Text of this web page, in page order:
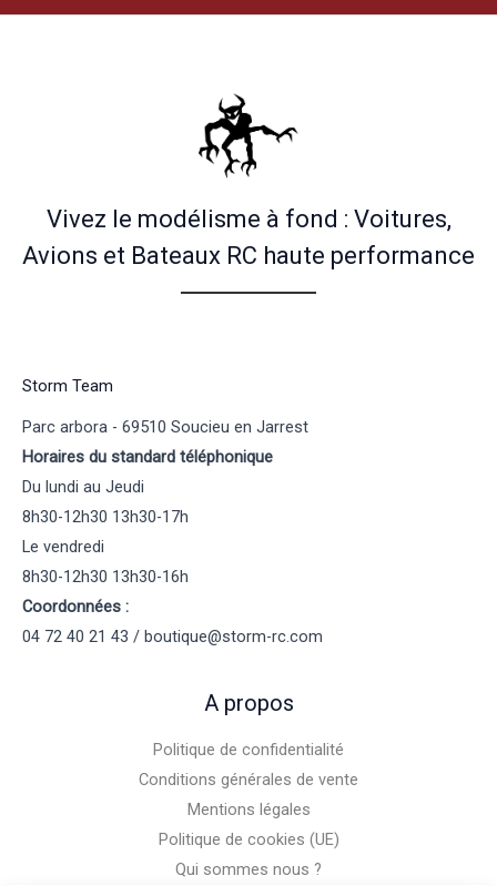
Vivez le modélisme à fond : Voitures,
Avions et Bateaux RC haute performance
Storm Team
Parc arbora - 69510 Soucieu en Jarrest
Horaires du standard téléphonique
Du lundi au Jeudi
8h30-12h30 13h30-17h
Le vendredi
8h30-12h30 13h30-16h
Coordonnées :
04 72 40 21 43 / boutique@storm-rc.com
A propos
Politique de confidentialité
Conditions générales de vente
Mentions légales
Politique de cookies (UE)
Qui sommes nous ?